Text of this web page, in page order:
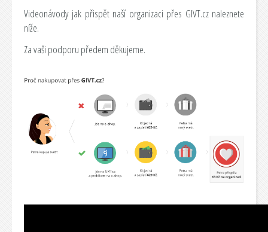
Videonávody jak přispět naší organizaci přes GIVT.cz naleznete
níže.
Za vaši podporu předem děkujeme.